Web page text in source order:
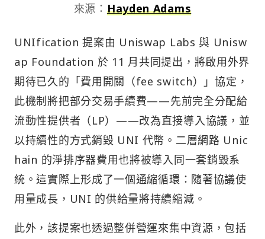
來源： Hayden Adams
UNIfication 提案由 Uniswap Labs 與 Unisw
ap Foundation 於 11 月共同提出，將啟用外界
期待已久的「費用開關（fee switch）」協定，
此機制將把部分交易手續費——先前完全分配給
流動性提供者（LP）——改為直接導入協議，並
以持續性的方式銷毀 UNI 代幣。二層網路 Unic
hain 的淨排序器費用也將被導入同一套銷毀系
統。這實際上形成了一個通縮循環：隨著協議使
用量成長，UNI 的供給量將持續縮減。
此外，該提案也透過整併營運來集中資源，包括